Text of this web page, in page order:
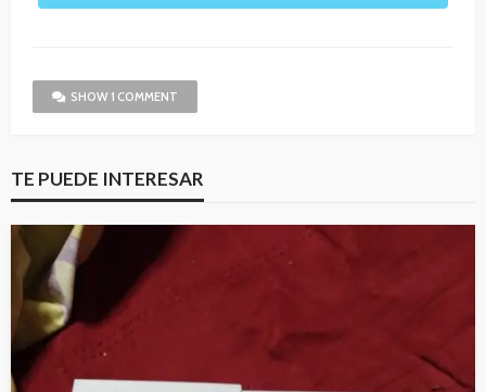
SHOW 1 COMMENT
TE PUEDE INTERESAR